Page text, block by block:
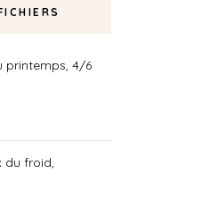
printemps, 4/6
du froid,